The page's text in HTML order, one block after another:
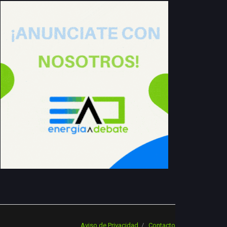
Aviso de Privacidad Contacto